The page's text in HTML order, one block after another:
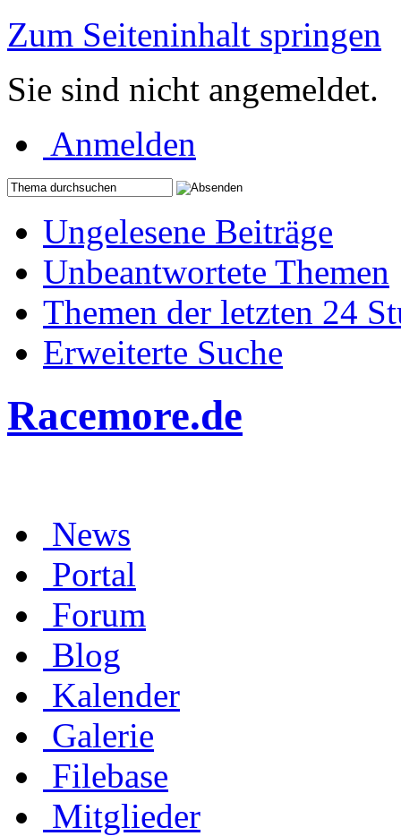
Zum Seiteninhalt springen
Sie sind nicht angemeldet.
Anmelden
Ungelesene Beiträge
Unbeantwortete Themen
Themen der letzten 24
Erweiterte Suche
Racemore.de
News
Portal
Forum
Blog
Kalender
Galerie
Filebase
Mitglieder